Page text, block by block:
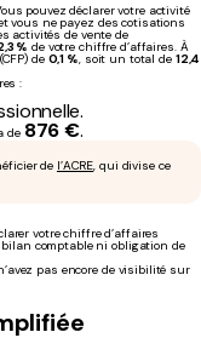
pouvez déclarer votre activité
vous ne payez des cotisations
activités de vente de
% de votre chiffre d’affaires. À
de 0,1 %, soit un total de 12,4
:
de 876 €.
de l’ACRE, qui divise ce
votre chiffre d’affaires
bilan comptable ni obligation de
pas encore de visibilité sur